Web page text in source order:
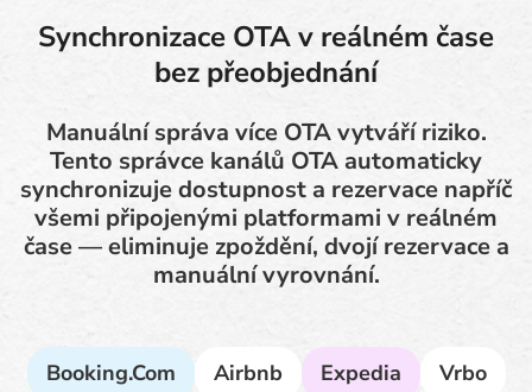
Synchronizace OTA v reálném čase
bez přeobjednání
Manuální správa více OTA vytváří riziko.
Tento správce kanálů OTA automaticky
synchronizuje dostupnost a rezervace napříč
všemi připojenými platformami v reálném
čase — eliminuje zpoždění, dvojí rezervace a
manuální vyrovnání.
Booking.com Airbnb Expedia
Vrbo